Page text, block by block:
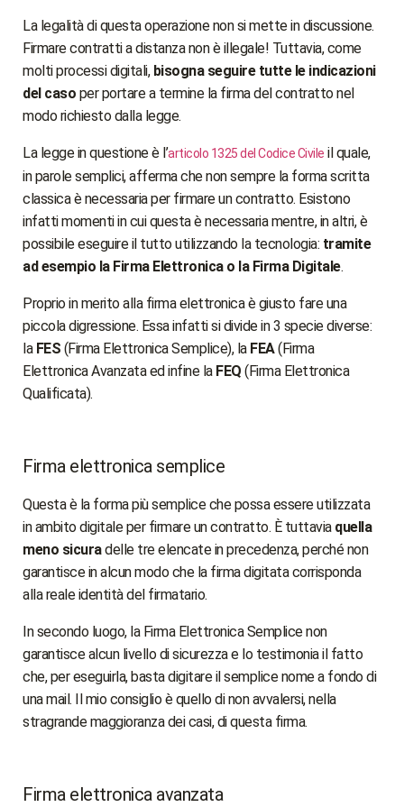
La legalità di questa operazione non si mette in discussione.
Firmare contratti a distanza non è illegale! Tuttavia, come
molti processi digitali, bisogna seguire tutte le indicazioni
del caso per portare a termine la firma del contratto nel
modo richiesto dalla legge.
La legge in questione è l’articolo 1325 del Codice Civile il quale,
in parole semplici, afferma che non sempre la forma scritta
classica è necessaria per firmare un contratto. Esistono
infatti momenti in cui questa è necessaria mentre, in altri, è
possibile eseguire il tutto utilizzando la tecnologia: tramite
ad esempio la Firma Elettronica o la Firma Digitale.
Proprio in merito alla firma elettronica è giusto fare una
piccola digressione. Essa infatti si divide in 3 specie diverse:
la FES (Firma Elettronica Semplice), la FEA(Firma
Elettronica Avanzata ed infine la FEQ (Firma Elettronica
Qualificata).
Firma elettronica semplice
Questa è la forma più semplice che possa essere utilizzata
in ambito digitale per firmare un contratto. È tuttavia quella
meno sicuradelle tre elencate in precedenza, perché non
garantisce in alcun modo che la firma digitata corrisponda
alla reale identità del firmatario.
In secondo luogo, la Firma Elettronica Semplice non
garantisce alcun livello di sicurezza e lo testimonia il fatto
che, per eseguirla, basta digitare il semplice nome a fondo di
una mail. Il mio consiglio è quello di non avvalersi, nella
stragrande maggioranza dei casi, di questa firma.
Firma elettronica avanzata